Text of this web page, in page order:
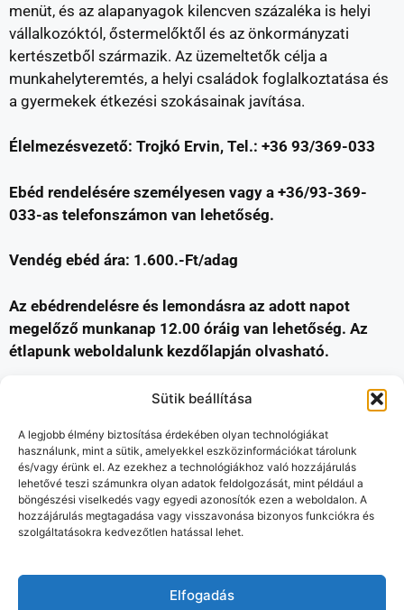
Sütik beállítása
A legjobb élmény biztosítása érdekében olyan technológiákat
használunk, mint a sütik, amelyekkel eszközinformációkat tárolunk
és/vagy érünk el. Az ezekhez a technológiákhoz való hozzájárulás
lehetővé teszi számunkra olyan adatok feldolgozását, mint például a
böngészési viselkedés vagy egyedi azonosítók ezen a weboldalon. A
hozzájárulás megtagadása vagy visszavonása bizonyos funkciókra és
szolgáltatásokra kedvezőtlen hatással lehet.
Elfogadás
menüt, és az alapanyagok kilencven százaléka is helyi
vállalkozóktól, őstermelőktől és az önkormányzati
kertészetből származik. Az üzemeltetők célja a
munkahelyteremtés, a helyi családok foglalkoztatása és
a gyermekek étkezési szokásainak javítása.
Élelmezésvezető: Trojkó Ervin, Tel.: +36 93/369-033
Ebéd rendelésére személyesen vagy a +36/93-369-
033-as telefonszámon van lehetőség.
Vendég ebéd ára: 1.600.-Ft/adag
Az ebédrendelésre és lemondásra az adott napot
megelőző munkanap 12.00 óráig van lehetőség. Az
étlapunk weboldalunk kezdőlapján olvasható.